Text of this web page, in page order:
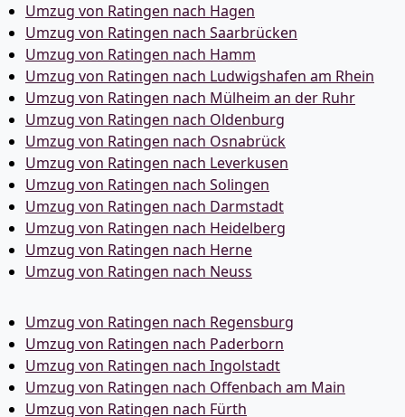
Umzug von Ratingen nach Hagen
Umzug von Ratingen nach Saarbrücken
Umzug von Ratingen nach Hamm
Umzug von Ratingen nach Ludwigshafen am Rhein
Umzug von Ratingen nach Mülheim an der Ruhr
Umzug von Ratingen nach Oldenburg
Umzug von Ratingen nach Osnabrück
Umzug von Ratingen nach Leverkusen
Umzug von Ratingen nach Solingen
Umzug von Ratingen nach Darmstadt
Umzug von Ratingen nach Heidelberg
Umzug von Ratingen nach Herne
Umzug von Ratingen nach Neuss
Umzug von Ratingen nach Regensburg
Umzug von Ratingen nach Paderborn
Umzug von Ratingen nach Ingolstadt
Umzug von Ratingen nach Offenbach am Main
Umzug von Ratingen nach Fürth